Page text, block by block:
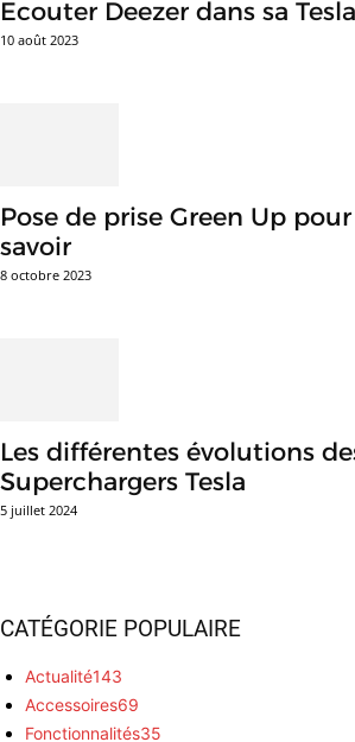
Ecouter Deezer dans sa
10 août 2023
Pose de prise Green Up
savoir
8 octobre 2023
Les différentes évolutions
Superchargers Tesla
5 juillet 2024
CATÉGORIE POPULAIRE
Actualité143
Accessoires69
Fonctionnalités35